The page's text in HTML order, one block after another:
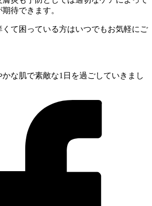
待できます。
くて困っている方はいつでもお気軽にご
な肌で素敵な1日を過ごしていきまし